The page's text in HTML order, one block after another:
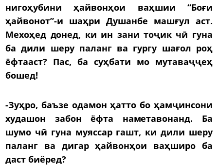
нигоҳубини ҳайвонҳои ваҳшии “Боғи
ҳайвонот”-и шаҳри Душанбе машғул аст.
Мехоҳед донед, ки ин зани тоҷик чӣ гуна
ба дили шеру паланг ва гургу шағол роҳ
ёфтааст? Пас, ба суҳбати мо мутаваҷҷеҳ
бошед!
-Зуҳро, баъзе одамон ҳатто бо ҳамҷинсони
худашон забон ёфта наметавонанд. Ба
шумо чӣ гуна муяссар гашт, ки дили шеру
паланг ва дигар ҳайвонҳои ваҳширо ба
даст биёред?